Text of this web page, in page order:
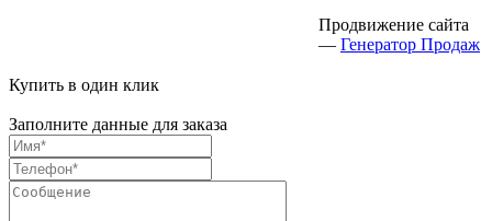
Продвижение сайта
— Генератор Продаж
Купить в один клик
Заполните данные для заказа